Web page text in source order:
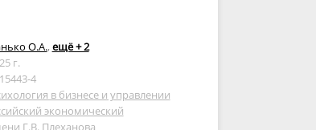
О.А., ещё + 2
г.
4
в бизнесе и управлении
экономический
Г.В. Плеханова